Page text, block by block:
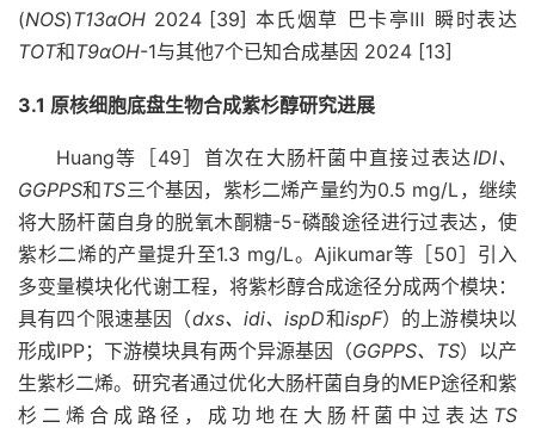
(NOS)T13αOH 2024 [39] 本氏烟草 巴卡亭Ⅲ 瞬时表达
TOT和T9αOH-1与其他7个已知合成基因 2024 [13]
3.1 原核细胞底盘生物合成紫杉醇研究进展
Huang等［49］首次在大肠杆菌中直接过表达IDI、
GGPPS和TS三个基因，紫杉二烯产量约为0.5 mg/L，继续
将大肠杆菌自身的脱氧木酮糖-5-磷酸途径进行过表达，使
紫杉二烯的产量提升至1.3 mg/L。Ajikumar等［50］引入
多变量模块化代谢工程，将紫杉醇合成途径分成两个模块：
具有四个限速基因（dxs、idi、ispD和ispF）的上游模块以
形成IPP；下游模块具有两个异源基因（GGPPS、TS）以产
生紫杉二烯。研究者通过优化大肠杆菌自身的MEP途径和紫
杉二烯合成路径，成功地在大肠杆菌中过表达 TS